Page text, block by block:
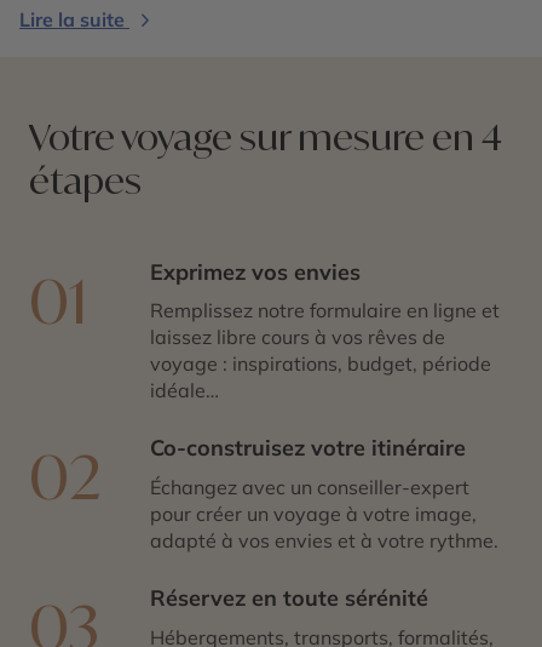
Lire la suite
Votre voyage sur mesure en 4
étapes
01 Exprimez vos envies
Remplissez notre formulaire en ligne et
laissez libre cours à vos rêves de
voyage : inspirations, budget, période
idéale…
02 Co-construisez votre itinéraire
Échangez avec un conseiller-expert
pour créer un voyage à votre image,
adapté à vos envies et à votre rythme.
03 Réservez en toute sérénité
Hébergements, transports, formalités,